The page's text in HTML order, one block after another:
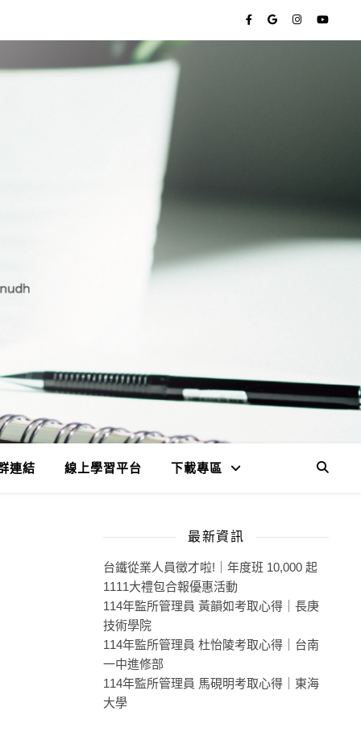
連結 線上學習平台 下載專區
最新資訊
台鐵從業人員徵才啦!｜年度班 10,000 起
1111大禮包合報優惠活動
114年監所管理員 黃韻如考取心得｜長庚
技術學院
114年監所管理員 杜怡陵考取心得｜台南
一中進修部
114年監所管理員 馬硯明考取心得｜東海
大學